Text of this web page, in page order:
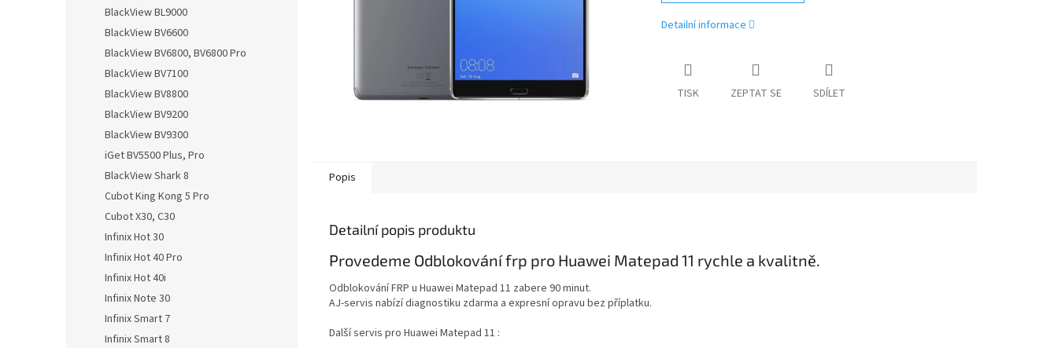
BlackView BL9000
BlackView BV6600
BlackView BV6800, BV6800 Pro
BlackView BV7100
BlackView BV8800
BlackView BV9200
BlackView BV9300
iGet BV5500 Plus, Pro
BlackView Shark 8
Cubot King Kong 5 Pro
Cubot X30, C30
Infinix Hot 30
Infinix Hot 40 Pro
Infinix Hot 40i
Infinix Note 30
Infinix Smart 7
Infinix Smart 8
Detailní informace
TISK ZEPTAT SE SDÍLET
Popis
Detailní popis produktu
Provedeme Odblokování frp pro Huawei Matepad 11 rychle a kvalitně.
Odblokování FRP u Huawei Matepad 11 zabere 90 minut.
AJ-servis nabízí diagnostiku zdarma a expresní opravu bez příplatku.
Další servis pro Huawei Matepad 11 :